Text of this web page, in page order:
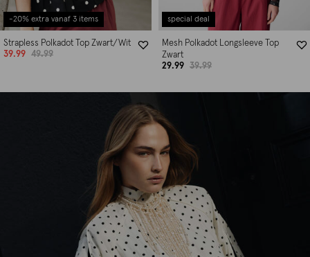
-20% extra vanaf 3 items
Strapless Polkadot Top Zwart/Wit
39.99
49.99
special deal
Mesh Polkadot Longsleeve Top
Zwart
29.99
39.99